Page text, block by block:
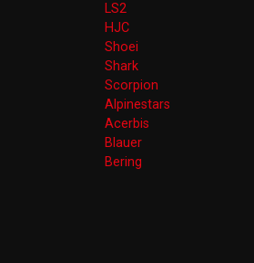
LS2
HJC
Shoei
Shark
Scorpion
Alpinestars
Acerbis
Blauer
Bering